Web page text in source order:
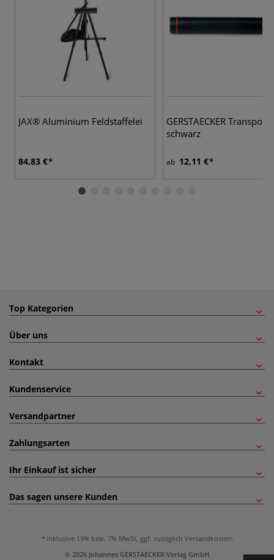
JAX® Aluminium Feldstaffelei
84,83 €
GERSTAECKER
schwarz
ab 12,11 €
Top Kategorien
Über uns
Kontakt
Kundenservice
Versandpartner
Zahlungsarten
Ihr Einkauf ist sicher
Das sagen unsere Kunden
inklusive 19% bzw. 7% MwSt, ggf. zuzüglich Versandkosten.
© 2026 Johannes GERSTAECKER Verlag GmbH